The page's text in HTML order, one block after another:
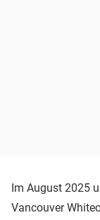
Im August 2025
Vancouver